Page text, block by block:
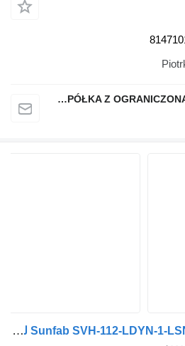
QINDITO SPÓŁKA Z OGRANICZONĄ ODPOWIEDZIALNOŚCIĄ
مضخة هيدروليكية Sunfab SVH-112-LDYN-1-LSNR-350 لـ الشاحنات MAN TGL, TGM, TGS, TGX (2005-2021)